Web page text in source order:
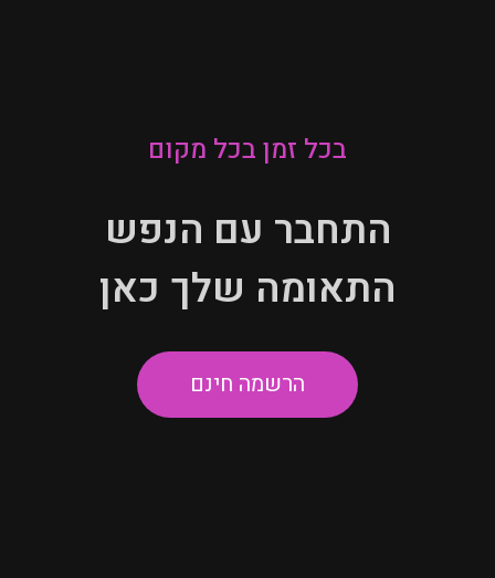
בכל זמן בכל מקום
התחבר עם הנפש
התאומה שלך כאן
הרשמה חינם